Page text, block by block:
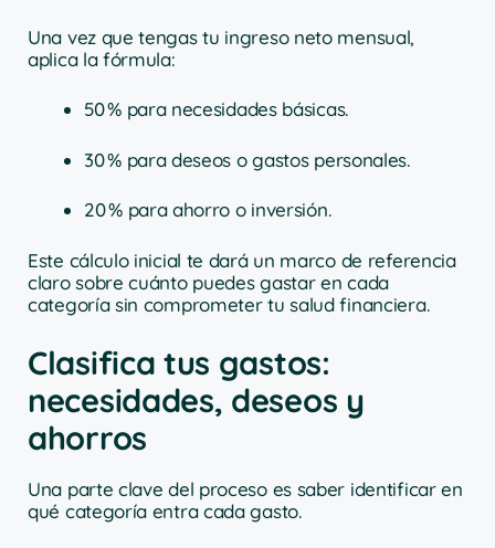
Una vez que tengas tu ingreso neto mensual,
aplica la fórmula:
50 % para necesidades básicas.
30 % para deseos o gastos personales.
20 % para ahorro o inversión.
Este cálculo inicial te dará un marco de referencia
claro sobre cuánto puedes gastar en cada
categoría sin comprometer tu salud financiera.
Clasifica tus gastos:
necesidades, deseos y
ahorros
Una parte clave del proceso es saber identificar en
qué categoría entra cada gasto.